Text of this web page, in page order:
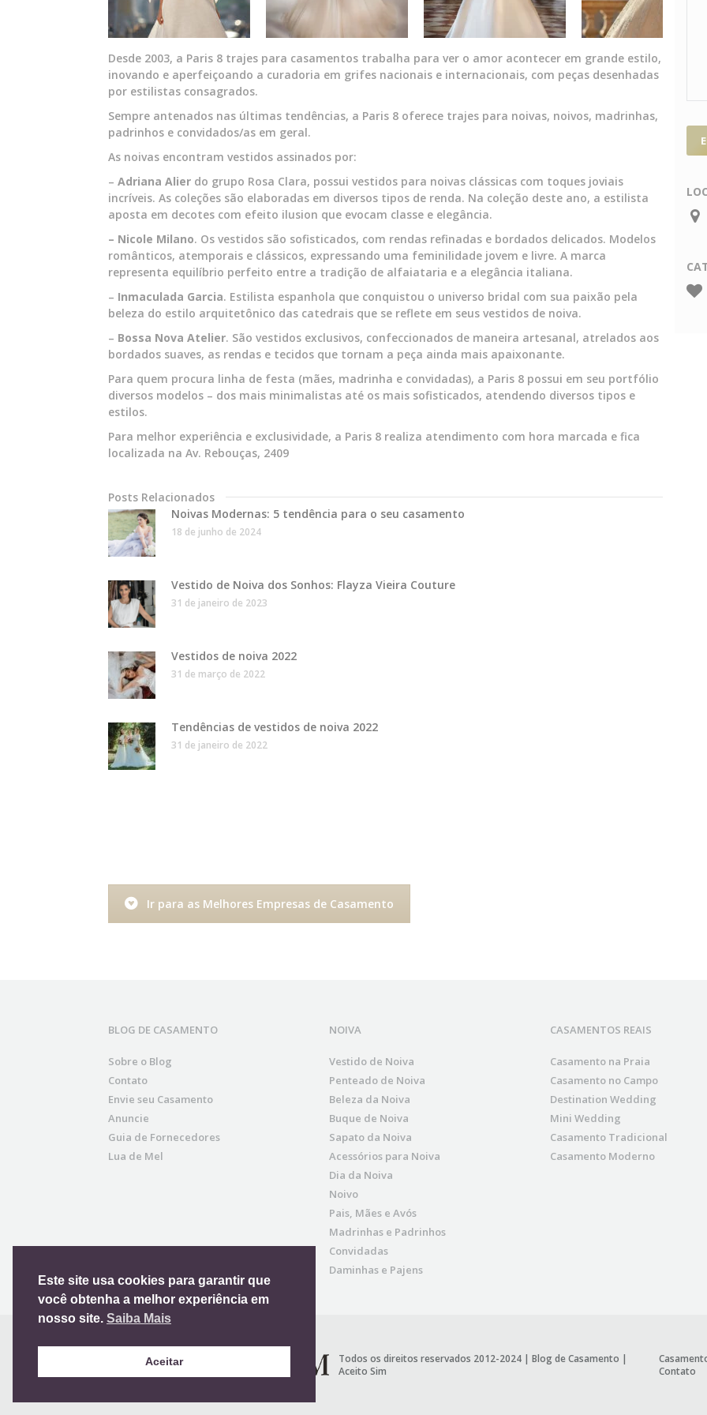
Desde 2003, a Paris 8 trajes para casamentos trabalha para ver o amor acontecer em grande estilo,
inovando e aperfeiçoando a curadoria em grifes nacionais e internacionais, com peças desenhadas
por estilistas consagrados.
Sempre antenados nas últimas tendências, a Paris 8 oferece trajes para noivas, noivos, madrinhas,
padrinhos e convidados/as em geral.
As noivas encontram vestidos assinados por:
– Adriana Alier do grupo Rosa Clara, possui vestidos para noivas clássicas com toques joviais
incríveis. As coleções são elaboradas em diversos tipos de renda. Na coleção deste ano, a estilista
aposta em decotes com efeito ilusion que evocam classe e elegância.
– Nicole Milano. Os vestidos são sofisticados, com rendas refinadas e bordados delicados. Modelos
românticos, atemporais e clássicos, expressando uma feminilidade jovem e livre. A marca
representa equilíbrio perfeito entre a tradição de alfaiataria e a elegância italiana.
– Inmaculada Garcia. Estilista espanhola que conquistou o universo bridal com sua paixão pela
beleza do estilo arquitetônico das catedrais que se reflete em seus vestidos de noiva.
– Bossa Nova Atelier. São vestidos exclusivos, confeccionados de maneira artesanal, atrelados aos
bordados suaves, as rendas e tecidos que tornam a peça ainda mais apaixonante.
Para quem procura linha de festa (mães, madrinha e convidadas), a Paris 8 possui em seu portfólio
diversos modelos – dos mais minimalistas até os mais sofisticados, atendendo diversos tipos e
estilos.
Para melhor experiência e exclusividade, a Paris 8 realiza atendimento com hora marcada e fica
localizada na Av. Rebouças, 2409
Posts Relacionados
Noivas Modernas: 5 tendência para o seu casamento
18 de junho de 2024
Vestido de Noiva dos Sonhos: Flayza Vieira Couture
31 de janeiro de 2023
Vestidos de noiva 2022
31 de março de 2022
Tendências de vestidos de noiva 2022
31 de janeiro de 2022
Ir para as Melhores Empresas de Casamento
BLOG DE CASAMENTO
Sobre o Blog
Contato
Envie seu Casamento
Anuncie
Guia de Fornecedores
Lua de Mel
NOIVA
Vestido de Noiva
Penteado de Noiva
Beleza da Noiva
Buque de Noiva
Sapato da Noiva
Acessórios para Noiva
Dia da Noiva
Noivo
Pais, Mães e Avós
Madrinhas e Padrinhos
Convidadas
Daminhas e Pajens
CASAMENTOS REAIS
Casamento na Praia
Casamento no Campo
Destination Wedding
Mini Wedding
Casamento Tradicional
Casamento Moderno
Todos os direitos reservados 2012-2024 | Blog de Casamento |
Aceito Sim
Contato
Este site usa cookies para garantir que
você obtenha a melhor experiência em
nosso site. Saiba Mais
Aceitar